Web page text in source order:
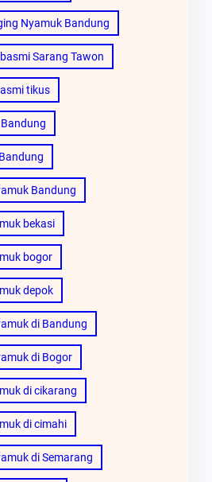
Nyamuk Bandung
Sarang Tawon
tikus
Bandung
bekasi
bogor
depok
di Bandung
di Bogor
di cikarang
di cimahi
di Semarang